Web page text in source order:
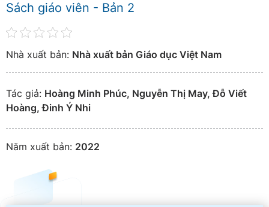
Sách giáo viên - Bản 2
Nhà xuất bản: Nhà xuất bản Giáo dục Việt Nam
Tác giả: Hoàng Minh Phúc, Nguyễn Thị May, Đỗ Viết
Hoàng, Đinh Ý Nhi
Năm xuất bản: 2022